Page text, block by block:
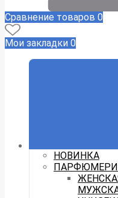
Сравнение товаров 0
Мои закладки 0
НОВИНКА